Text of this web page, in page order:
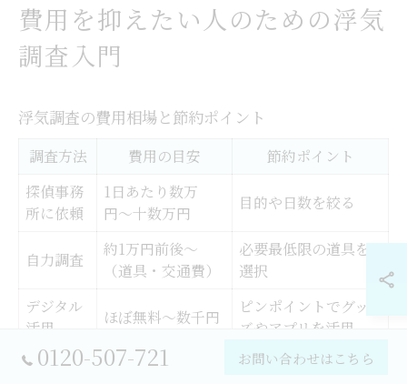
費用を抑えたい人のための浮気
調査入門
浮気調査の費用相場と節約ポイント
調査方法 費用の目安
節約ポイント
探偵事務
所に依頼
1日あたり数万
円〜十数万円
目的や日数を絞る
自力調査
約1万円前後～
（道具・交通費）
必要最低限の道具を
選択
デジタル
活用
ほぼ無料〜数千円
ピンポイントでグッ
ズやアプリを活用
0120-507-721 お問い合わせはこちら